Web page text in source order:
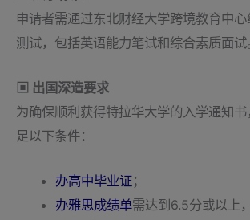
申请者需通过东北财经大学跨境教育中
测试，包括英语能力笔试和综合素质面试
▣ 出国深造要求
为确保顺利获得特拉华大学的入学通知
足以下条件：
办高中毕业证；
办雅思成绩单需达到6.5分或以上